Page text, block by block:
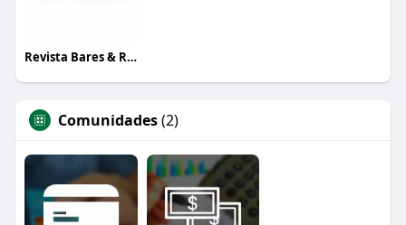
Revista Bares & Restaurantes
Comunidades(2)